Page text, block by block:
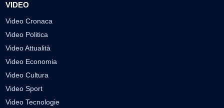
VIDEO
Video Cronaca
Video Politica
Video Attualità
Video Economia
Video Cultura
Video Sport
Video Tecnologie